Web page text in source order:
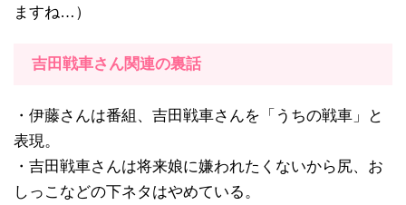
ますね…）
吉田戦車さん関連の裏話
・伊藤さんは番組、吉田戦車さんを「うちの戦車」と
表現。
・吉田戦車さんは将来娘に嫌われたくないから尻、お
しっこなどの下ネタはやめている。